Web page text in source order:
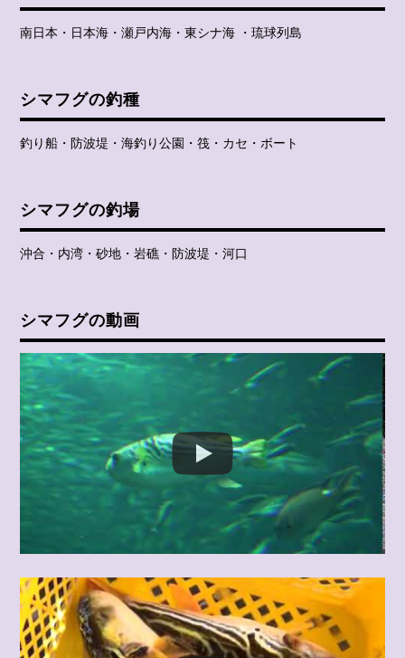
南日本・日本海・瀬戸内海・東シナ海 ・琉球列島
シマフグの釣種
釣り船・防波堤・海釣り公園・筏・カセ・ボート
シマフグの釣場
沖合・内湾・砂地・岩礁・防波堤・河口
シマフグの動画